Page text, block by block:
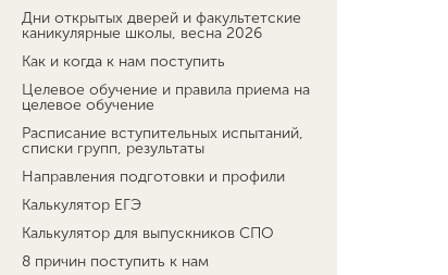
Дни открытых дверей и факультетские
каникулярные школы, весна 2026
Как и когда к нам поступить
Целевое обучение и правила приема на
целевое обучение
Расписание вступительных испытаний,
списки групп, результаты
Направления подготовки и профили
Калькулятор ЕГЭ
Калькулятор для выпускников СПО
8 причин поступить к нам